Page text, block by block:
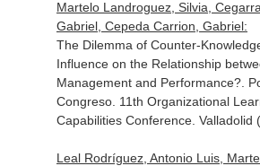
Martelo Landroguez, Silvia,
Gabriel, Cepeda Carrion, Gabriel:
The Dilemma of Counter-
Influence on the Relationship
Management and Performance?.
Congreso. 11th Organizational
Capabilities Conference. Valladolid
Leal Rodríguez, Antonio Luis,